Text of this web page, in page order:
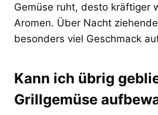
Gemüse ruht, desto kräftiger
Aromen. Über Nacht
besonders viel Geschmack
Kann ich übrig
Grillgemüse